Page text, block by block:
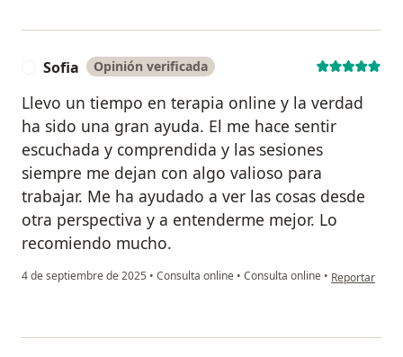
Sofia Opinión verificada
Llevo un tiempo en terapia online y la verdad
ha sido una gran ayuda. El me hace sentir
escuchada y comprendida y las sesiones
siempre me dejan con algo valioso para
trabajar. Me ha ayudado a ver las cosas desde
otra perspectiva y a entenderme mejor. Lo
recomiendo mucho.
4 de septiembre de 2025 • Consulta online • Consulta online • en opinión
Reportar